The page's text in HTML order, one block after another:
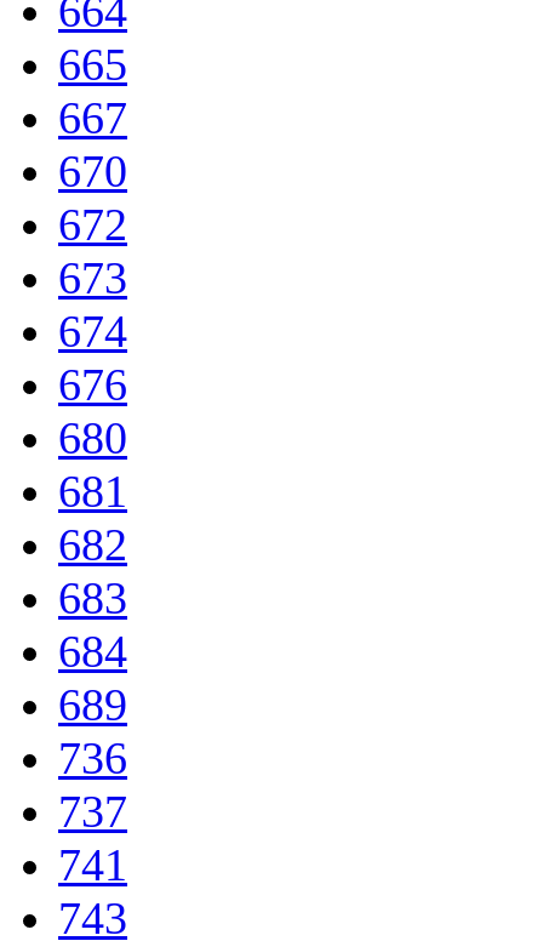
664
665
667
670
672
673
674
676
680
681
682
683
684
689
736
737
741
743